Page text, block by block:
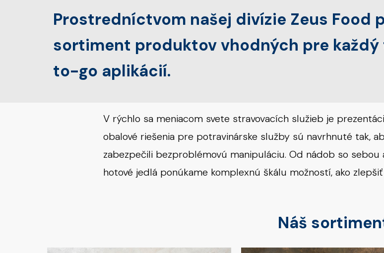
Prostredníctvom našej divízie Zeus Food
sortiment produktov vhodných pre
to-go aplikácií.
V rýchlo sa meniacom svete stravovacích služieb je
obalové riešenia pre potravinárske služby sú navrhnuté tak,
zabezpečili bezproblémovú manipuláciu. Od nádob so
hotové jedlá ponúkame komplexnú škálu možností, ako
Náš